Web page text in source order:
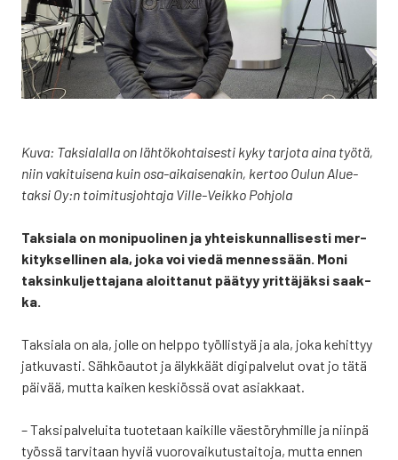
Kuva: Tak­sia­lal­la on läh­tö­koh­tai­ses­ti kyky tar­jo­ta aina työ­tä,
niin vaki­tui­se­na kuin osa-aikai­se­na­kin, ker­too Oulun Alue­
tak­si Oy:n toi­mi­tus­joh­ta­ja Vil­le-Veik­ko Poh­jo­la
Tak­sia­la on moni­puo­li­nen ja yhteis­kun­nal­li­ses­ti mer­
ki­tyk­sel­li­nen ala, joka voi vie­dä men­nes­sään. Moni
tak­sin­kul­jet­ta­ja­na aloit­ta­nut pää­tyy yrit­tä­jäk­si saak­
ka.
Tak­sia­la on ala, jol­le on help­po työl­lis­tyä ja ala, joka kehit­tyy
jat­ku­vas­ti. Säh­kö­au­tot ja älyk­käät digi­pal­ve­lut ovat jo tätä
päi­vää, mut­ta kai­ken kes­kiös­sä ovat asiak­kaat.
– Tak­si­pal­ve­lui­ta tuo­te­taan kai­kil­le väes­tö­ryh­mil­le ja niin­pä
työs­sä tar­vi­taan hyviä vuo­ro­vai­ku­tus­tai­to­ja, mut­ta ennen